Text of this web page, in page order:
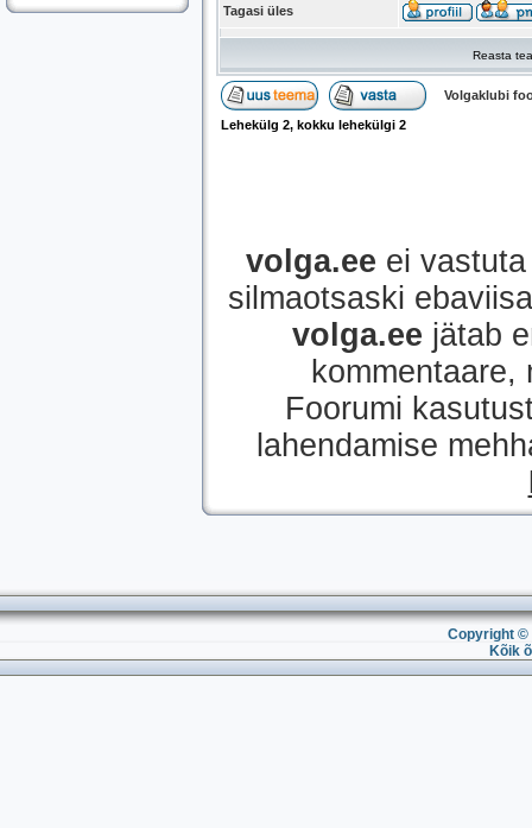
Tagasi üles
Reasta
Volgaklubi
Lehekülg 2, kokku lehekülgi 2
volga.ee ei
silmaotsaski
volga.ee jätab
Foorumi
lahendamise
Copyright ©
Kõik